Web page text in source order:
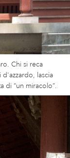
Chi si reca
lascia
di “un miracolo”.